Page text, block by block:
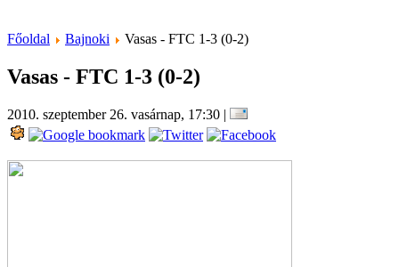
Főoldal Bajnoki Vasas - FTC 1-3 (0-2)
Vasas - FTC 1-3 (0-2)
2010. szeptember 26. vasárnap, 17:30 |